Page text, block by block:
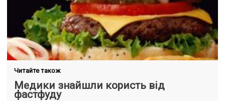
Читайте також
Медики знайшли користь від
фастфуду